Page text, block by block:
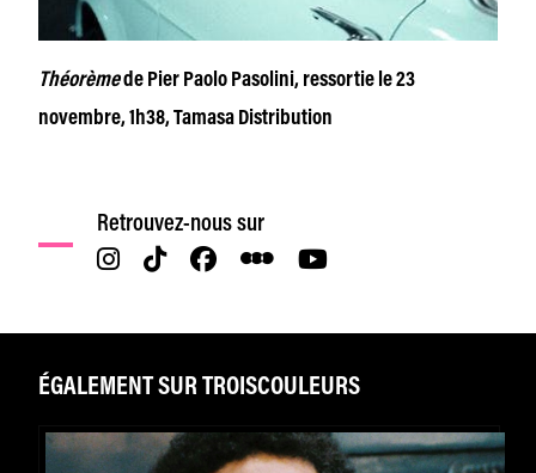
Théorèmede Pier Paolo Pasolini, ressortie le 23
novembre, 1h38, Tamasa Distribution
Retrouvez-nous sur
ÉGALEMENT SUR TROISCOULEURS